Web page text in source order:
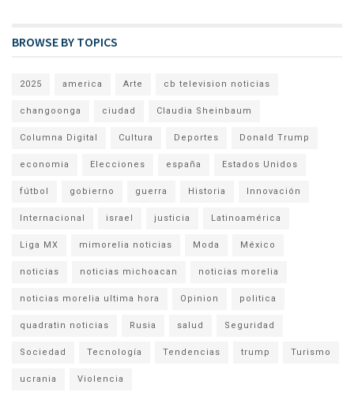
BROWSE BY TOPICS
2025 america Arte cb television noticias
changoonga ciudad Claudia Sheinbaum
Columna Digital Cultura Deportes Donald Trump
economia Elecciones españa Estados Unidos
fútbol gobierno guerra Historia Innovación
Internacional israel justicia Latinoamérica
Liga MX mimorelia noticias Moda México
noticias noticias michoacan noticias morelia
noticias morelia ultima hora Opinion politica
quadratin noticias Rusia salud Seguridad
Sociedad Tecnología Tendencias trump Turismo
ucrania Violencia